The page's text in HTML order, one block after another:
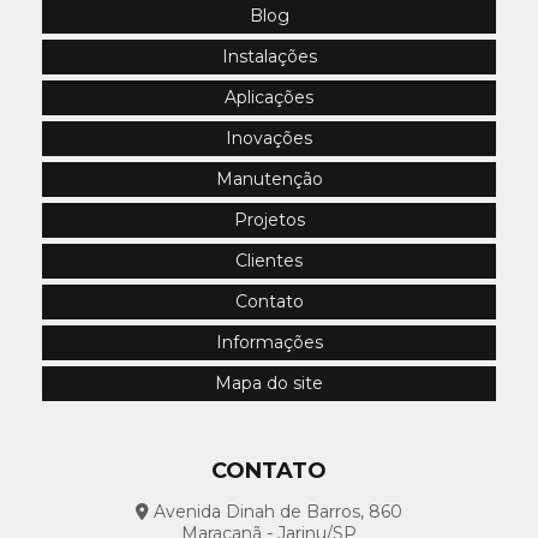
Climatizador Evaporativo Industrial: Qual o Preço?
Climatizador Evaporativo Industrial: Vantagens e
Aplicações
Climatizador Evaporativo: Conforto e Eficiência
Climatizador Evaporativo: Conheça a solução ideal
Climatizador Evaporativo: Melhore o Conforto e a
Qualidade do Ar na Sua Casa
Climatizador Evaporativo: Solução Econômica para
Melhorar o Conforto do Seu Ambiente
Climatizador para Academia: O Melhor para Seu
Blog
Instalações
Aplicações
Inovações
Manutenção
Projetos
Clientes
Contato
Informações
Mapa do site
CONTATO
Avenida Dinah de Barros, 860
Maracanã - Jarinu/SP